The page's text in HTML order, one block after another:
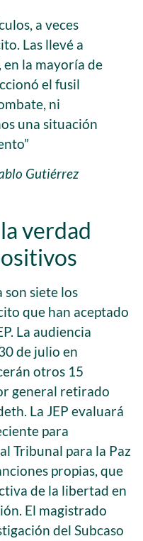
a veces
Las llevé a
en la mayoría de
el fusil
ni
una situación
Gutiérrez
verdad
siete los
que han aceptado
La audiencia
de julio en
otros 15
general retirado
La JEP evaluará
para
Tribunal para la Paz
propias, que
de la libertad en
El magistrado
del Subcaso